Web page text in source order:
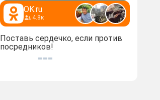
OK.ru
4.8к
Поставь сердечко, если против
посредников!